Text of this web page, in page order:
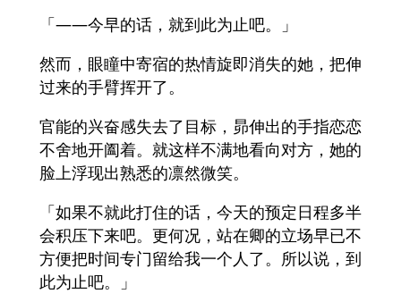
「――今早的话，就到此为止吧。」
然而，眼瞳中寄宿的热情旋即消失的她，把伸
过来的手臂挥开了。
官能的兴奋感失去了目标，昴伸出的手指恋恋
不舍地开阖着。就这样不满地看向对方，她的
脸上浮现出熟悉的凛然微笑。
「如果不就此打住的话，今天的预定日程多半
会积压下来吧。更何况，站在卿的立场早已不
方便把时间专门留给我一个人了。所以说，到
此为止吧。」